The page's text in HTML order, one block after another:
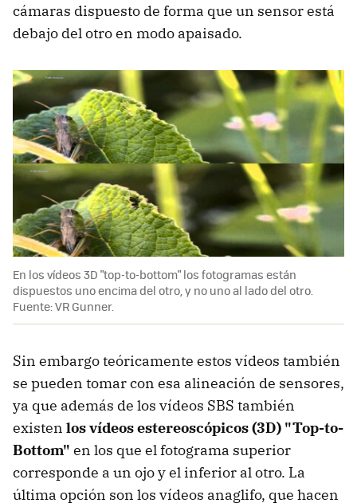
cámaras dispuesto de forma que un sensor está
debajo del otro en modo apaisado.
En los vídeos 3D "top-to-bottom" los fotogramas están
dispuestos uno encima del otro, y no uno al lado del otro.
Fuente: VR Gunner.
Sin embargo teóricamente estos vídeos también
se pueden tomar con esa alineación de sensores,
ya que además de los vídeos SBS también
existen los vídeos estereoscópicos (3D) "Top-to-
Bottom" en los que el fotograma superior
corresponde a un ojo y el inferior al otro. La
última opción son los vídeos anaglifo, que hacen